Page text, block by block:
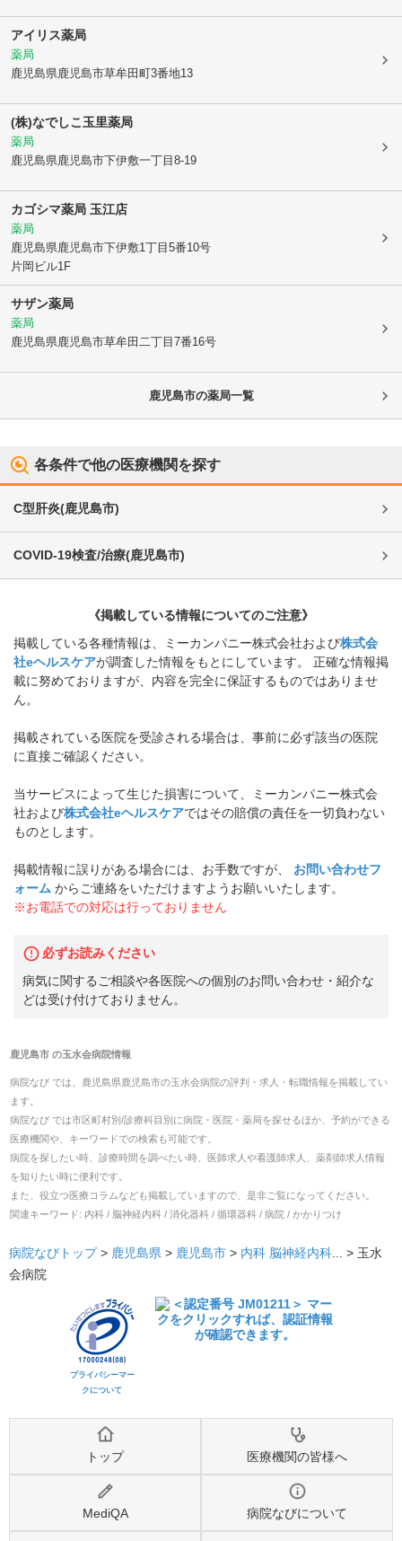
アイリス薬局
薬局
鹿児島県鹿児島市草牟田町3番地13
(株)なでしこ玉里薬局
薬局
鹿児島県鹿児島市下伊敷一丁目8-19
カゴシマ薬局 玉江店
薬局
鹿児島県鹿児島市下伊敷1丁目5番10号
片岡ビル1F
サザン薬局
薬局
鹿児島県鹿児島市草牟田二丁目7番16号
鹿児島市の薬局一覧
各条件で他の医療機関を探す
C型肝炎(鹿児島市)
COVID-19検査/治療(鹿児島市)
《掲載している情報についてのご注意》
掲載している各種情報は、ミーカンパニー株式会社および株式会
社eヘルスケアが調査した情報をもとにしています。 正確な情報掲
載に努めておりますが、内容を完全に保証するものではありませ
ん。
掲載されている医院を受診される場合は、事前に必ず該当の医院
に直接ご確認ください。
当サービスによって生じた損害について、ミーカンパニー株式会
社および株式会社eヘルスケアではその賠償の責任を一切負わない
ものとします。
掲載情報に誤りがある場合には、お手数ですが、
お問い合わせフ
ォーム からご連絡をいただけますようお願いいたします。
※お電話での対応は行っておりません
必ずお読みください
病気に関するご相談や各医院への個別のお問い合わせ・紹介な
どは受け付けておりません。
鹿児島市の玉水会病院情報
病院なび では、 鹿児島県鹿児島市の玉水会病院の評判・求人・転職情報を掲載してい
ます。
病院なび では市区町村別/診療科目別に病院・医院・薬局を探せるほか、予約ができる
医療機関や、キーワードでの検索も可能です。
病院を探したい時、診療時間を調べたい時、医師求人や看護師求人、薬剤師求人情報
を知りたい時に便利です。
また、役立つ医療コラムなども掲載していますので、是非ご覧になってください。
関連キーワード: 内科 / 脳神経内科 / 消化器科 / 循環器科 / 病院 / かかりつけ
病院なびトップ > 鹿児島県 > 鹿児島市 > 内科 脳神経内科... > 玉水
会病院
プライバシーマー
クについて
トップ 医療機関の皆様へ
MediQA 病院なびについて